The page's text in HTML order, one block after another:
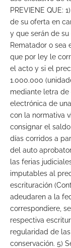
PREVIENE QUE:
de su oferta en
y que serán de
Rematador o sea
que por ley le
el acto y si el
1.000.000
mediante letra
electrónica de
con la normativa
consignar el
días corridos a
del auto
las ferias
imputables al
escrituración
adeudaren a la
correspondiere,
respectiva
regularidad de
conservación. 5)